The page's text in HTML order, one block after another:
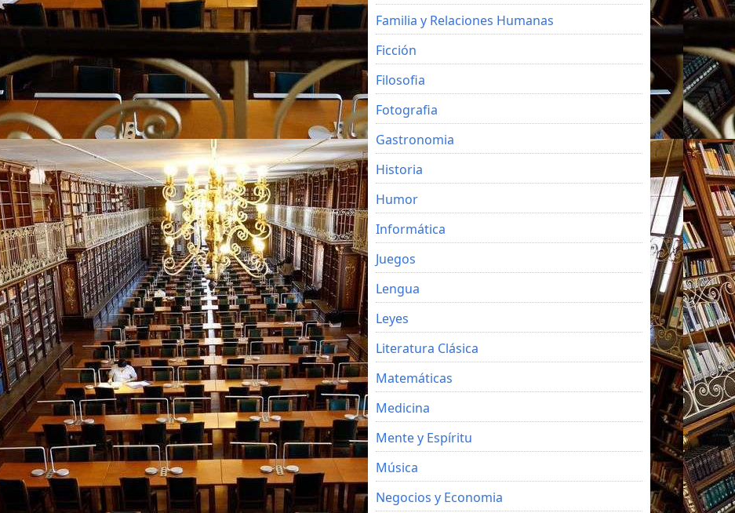
Familia y Relaciones Humanas
Ficción
Filosofia
Fotografia
Gastronomia
Historia
Humor
Informática
Juegos
Lengua
Leyes
Literatura Clásica
Matemáticas
Medicina
Mente y Espíritu
Música
Negocios y Economia